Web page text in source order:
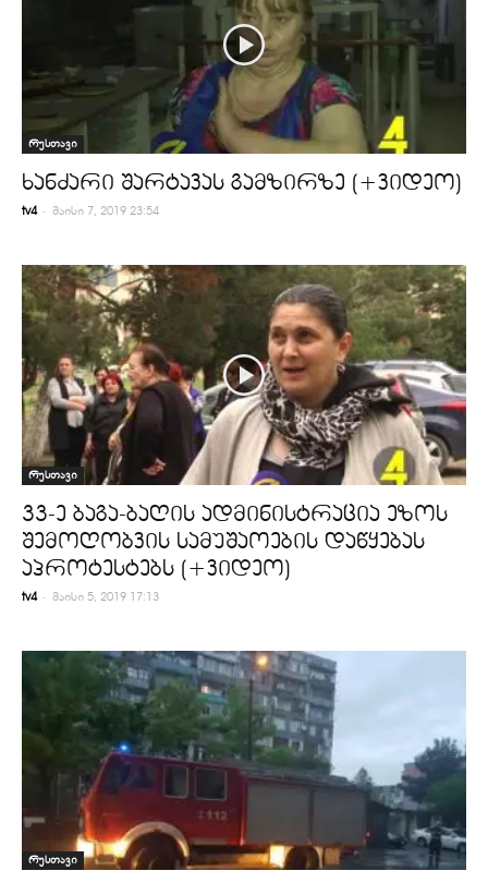
რუსთავი
ხანძარი შარტავას გამზირზე (+ვიდეო)
tv4 - მაისი 7, 2019 23:54
რუსთავი
33-ე ბაგა-ბაღის ადმინისტრაცია ეზოს
შემოღობვის სამუშაოების დაწყებას
აპროტესტებს (+ვიდეო)
tv4 - მაისი 5, 2019 17:13
რუსთავი